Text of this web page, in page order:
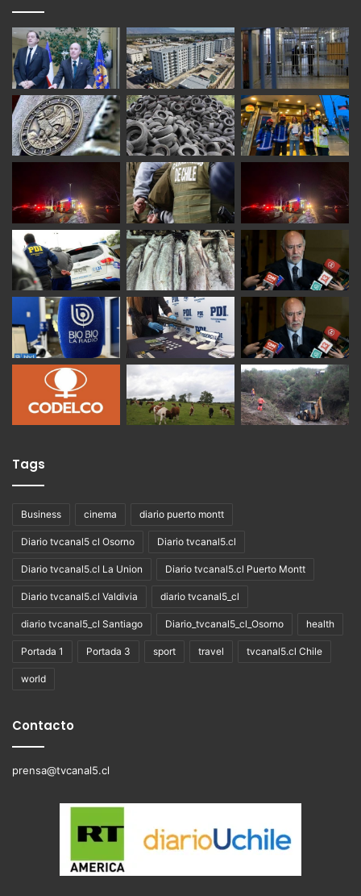
Tags
Business cinema diario puerto montt
Diario tvcanal5 cl Osorno Diario tvcanal5.cl
Diario tvcanal5.cl La Union Diario tvcanal5.cl Puerto Montt
Diario tvcanal5.cl Valdivia diario tvcanal5_cl
diario tvcanal5_cl Santiago Diario_tvcanal5_cl_Osorno health
Portada 1 Portada 3 sport travel tvcanal5.cl Chile
world
Contacto
prensa@tvcanal5.cl